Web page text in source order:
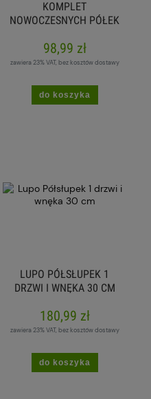
KOMPLET
NOWOCZESNYCH PÓŁEK
1
98,99 zł
zawiera 23% VAT, bez kosztów dostawy
do koszyka
LUPO PÓŁSŁUPEK 1
DRZWI I WNĘKA 30 CM
180,99 zł
zawiera 23% VAT, bez kosztów dostawy
do koszyka